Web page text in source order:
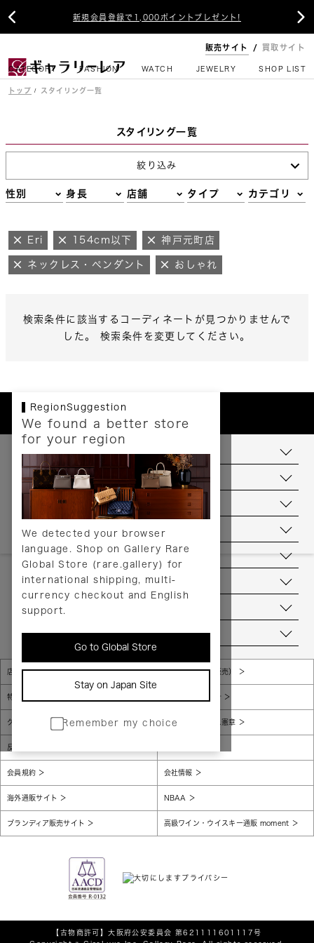
新規会員登録で1,000ポイントプレゼント!
 
販売サイト 買取サイト
CATEGORY FASHION WATCH JEWELRY SHOP LIST
トップ スタイリング一覧
スタイリング一覧
絞り込み
性別 身長 店舗 タイプ カテゴリ
Eri 154cm以下 神戸元町店
ネックレス・ペンダント おしゃれ
検索条件に該当するコーディネートが見つかりませんで
した。 検索条件を変更してください。
RegionSuggestion
We found a better store
for your region
We detected your browser
language. Shop on Gallery Rare
Global Store (rare.gallery) for
international shipping, multi-
currency checkout and English
support.
Go to Global Store
Stay on Japan Site
Remember my choice
お支払いについて
配送について
送料について
返品について
ヘルプ
お問い合わせ
当店について
店舗一覧 販売規約（店頭販売）
特定商取引法に基づく表示 個人情報保護方針
グローバルプライバシーポリシー コンプライアンス憲章
反社会的勢力に対する基本方針
会員規約 会社情報
海外通販サイト NBAA
ブランディア販売サイト 高級ワイン・ウイスキー通販 moment
【古物商許可】大阪府公安委員会 第621111601117号